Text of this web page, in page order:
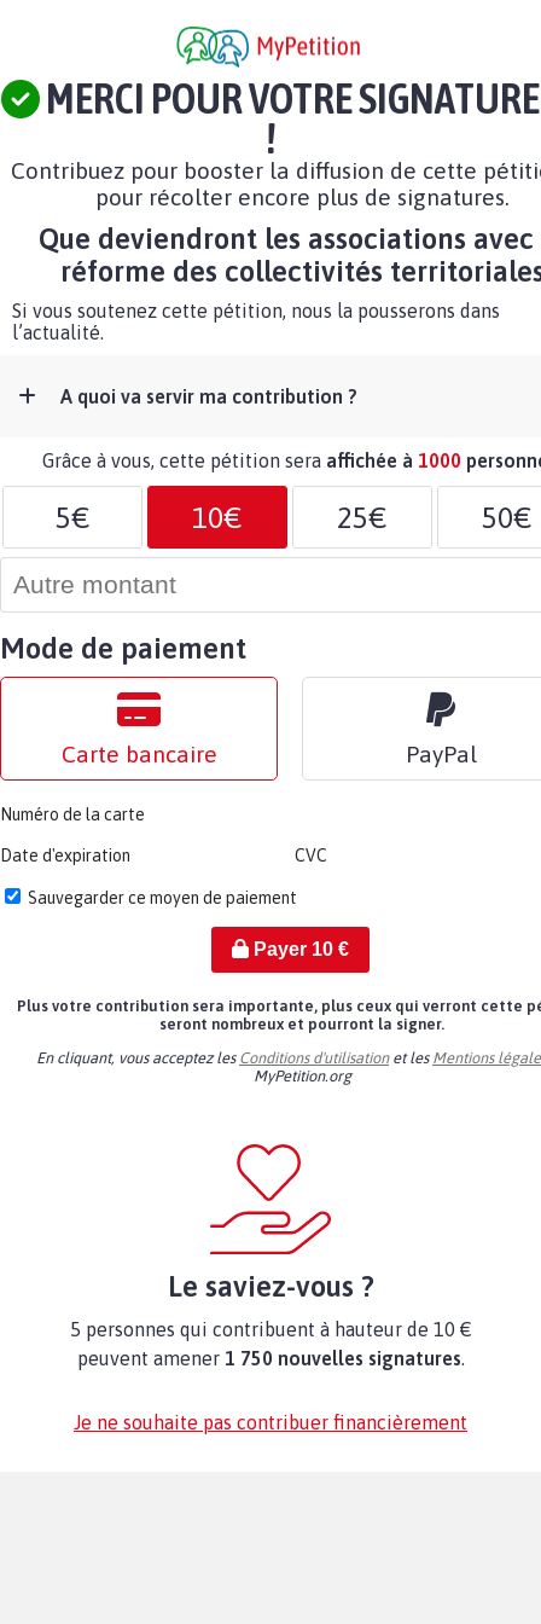
MERCI POUR VOTRE SIGNATURE
!
Contribuez pour booster la diffusion de cette
pour récolter encore plus de signatures.
Que deviendront les associations avec
réforme des collectivités
Si vous soutenez cette pétition, nous la pousserons dans
l’actualité.
A quoi va servir ma contribution ?
Grâce à vous, cette pétition sera affichée à 1000
5€ 10€ 25€ 50€
Mode de paiement
Carte bancaire PayPal
Numéro de la carte
Date d'expiration CVC
Sauvegarder ce moyen de paiement
Payer 10€
Plus votre contribution sera importante, plus ceux qui verront cette
seront nombreux et pourront la signer.
En cliquant, vous acceptez les Conditions d'utilisationet les Mentions
MyPetition.org
Le saviez-vous ?
5 personnes qui contribuent à hauteur de 10 €
peuvent amener 1 750 nouvelles signatures.
Je ne souhaite pas contribuer financièrement